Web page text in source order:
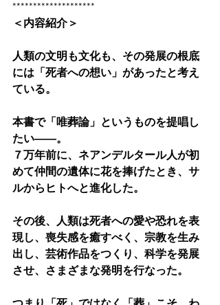
********************
＜内容紹介＞
人類の文明も文化も、その発展の根底
には「死者への想い」があったと考え
ている。
本書で「唯葬論」というものを提唱し
たい――。
７万年前に、ネアンデルタール人が初
めて仲間の遺体に花を捧げたとき、サ
ルからヒトへと進化した。
その後、人類は死者への愛や恐れを表
現し、喪失感を癒すべく、宗教を生み
出し、芸術作品をつくり、科学を発展
させ、さまざまな発明を行なった。